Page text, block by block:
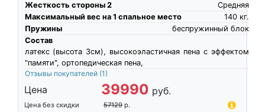
Жесткость стороны 2
Средняя
Максимальный вес на 1 спальное место
кг.
140
Пружины
беспружинный блок
Состав
латекс (высота 3см), высокоэластичная пена c эффектом
"памяти", ортопедическая пена,
Отзывы покупателей (1)
Цена 39990 руб.
Цена без скидки 57129 р.